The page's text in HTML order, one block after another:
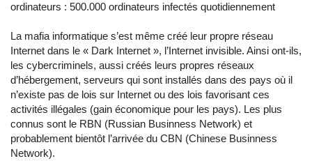
ordinateurs : 500.000 ordinateurs infectés quotidiennement
La mafia informatique s’est même créé leur propre réseau
Internet dans le « Dark Internet », l’Internet invisible. Ainsi ont-ils,
les cybercriminels, aussi créés leurs propres réseaux
d’hébergement, serveurs qui sont installés dans des pays où il
n’existe pas de lois sur Internet ou des lois favorisant ces
activités illégales (gain économique pour les pays). Les plus
connus sont le RBN (Russian Businness Network) et
probablement bientôt l’arrivée du CBN (Chinese Businness
Network).